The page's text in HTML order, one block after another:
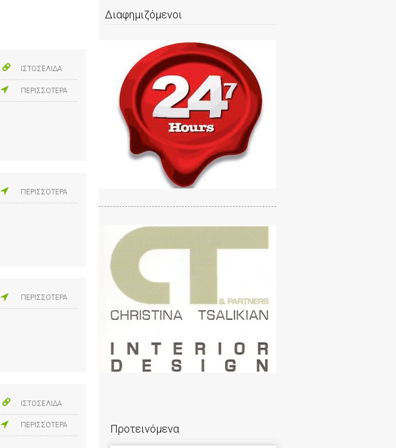
ΙΣΤΟΣΕΛΙΔΑ
ΠΕΡΙΣΣΟΤΕΡΑ
ΠΕΡΙΣΣΟΤΕΡΑ
ΠΕΡΙΣΣΟΤΕΡΑ
ΙΣΤΟΣΕΛΙΔΑ
ΠΕΡΙΣΣΟΤΕΡΑ
Διαφημιζόμενοι
Προτεινόμενα